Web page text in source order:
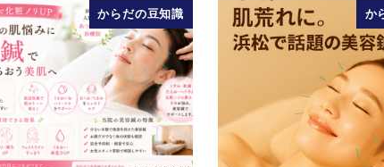
からだの豆知識 か